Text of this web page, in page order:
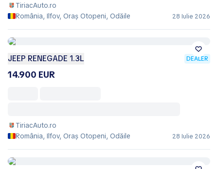
TiriacAuto.ro
România, Ilfov, Oraş Otopeni, Odăile
28 Iulie 2026
JEEP RENEGADE 1.3L DEALER
14.900 EUR
TiriacAuto.ro
România, Ilfov, Oraş Otopeni, Odăile
28 Iulie 2026